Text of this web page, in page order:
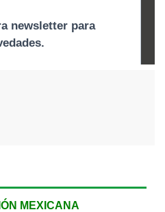
MEXICANA